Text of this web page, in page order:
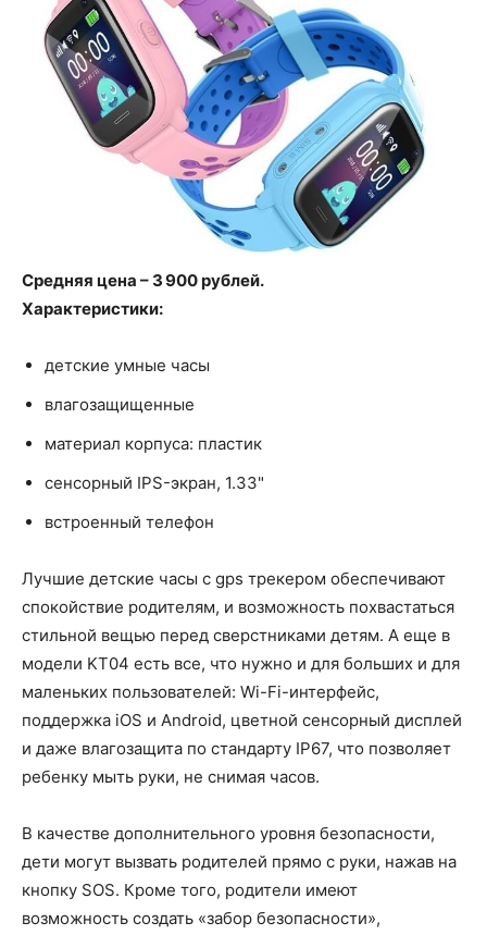
Средняя цена – 3 900 рублей.
Характеристики:
детские умные часы
влагозащищенные
материал корпуса: пластик
сенсорный IPS-экран, 1.33"
встроенный телефон
Лучшие детские часы с gps трекером обеспечивают
спокойствие родителям, и возможность похвастаться
стильной вещью перед сверстниками детям. А еще в
модели KT04 есть все, что нужно и для больших и для
маленьких пользователей: Wi-Fi-интерфейс,
поддержка iOS и Android, цветной сенсорный дисплей
и даже влагозащита по стандарту IP67, что позволяет
ребенку мыть руки, не снимая часов.
В качестве дополнительного уровня безопасности,
дети могут вызвать родителей прямо с руки, нажав на
кнопку SOS. Кроме того, родители имеют
возможность создать «забор безопасности»,